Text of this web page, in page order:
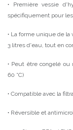
• Première vessie
spécifiquement pour
• La forme unique de
3 litres d'eau, tout en
• Peut être congelé
60 °C)
• Compatible avec la
• Réversible et